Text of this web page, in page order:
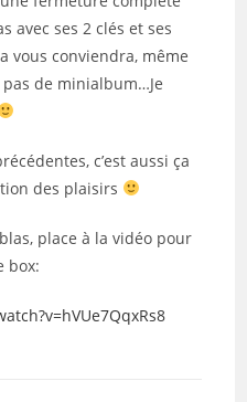
avec ses 2 clés et ses
vous conviendra, même
de minialbum…Je
c’est aussi ça
des plaisirs
place à la vidéo pour
box: